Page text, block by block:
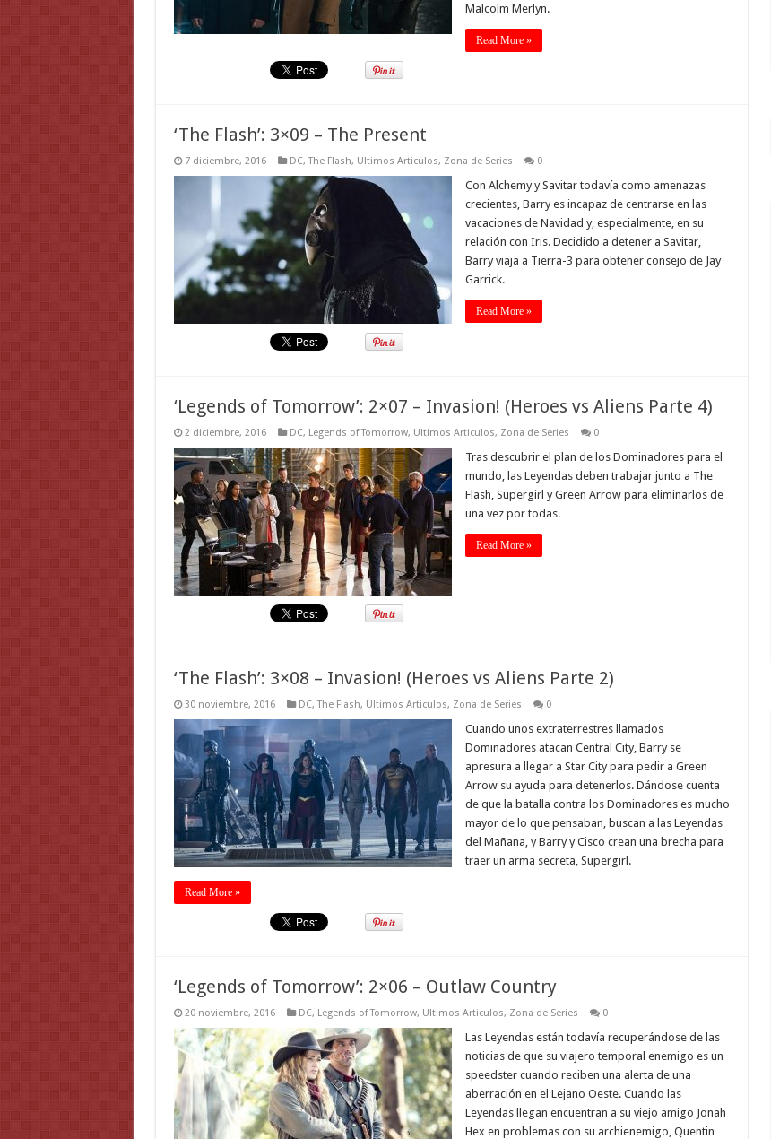
Malcolm Merlyn.
Read More »
‘The Flash’: 3×09 – The Present
7 diciembre, 2016 DC,The Flash, Ultimos Articulos, Zona de Series 0
Con Alchemy y Savitar todavía como amenazas
crecientes, Barry es incapaz de centrarse en las
vacaciones de Navidad y, especialmente, en su
relación con Iris. Decidido a detener a Savitar,
Barry viaja a Tierra-3 para obtener consejo de Jay
Garrick.
Read More »
‘Legends of Tomorrow’: 2×07 – Invasion! (Heroes vs Aliens Parte 4)
2 diciembre, 2016 DC, Legends of Tomorrow, Ultimos Articulos, Zona de Series 0
Tras descubrir el plan de los Dominadores para el
mundo, las Leyendas deben trabajar junto a The
Flash, Supergirl y Green Arrow para eliminarlos de
una vez por todas.
Read More »
‘The Flash’: 3×08 – Invasion! (Heroes vs Aliens Parte 2)
30 noviembre, 2016 DC,The Flash, Ultimos Articulos, Zona de Series 0
Cuando unos extraterrestres llamados
Dominadores atacan Central City, Barry se
apresura a llegar a Star City para pedir a Green
Arrow su ayuda para detenerlos. Dándose cuenta
de que la batalla contra los Dominadores es mucho
mayor de lo que pensaban, buscan a las Leyendas
del Mañana, y Barry y Cisco crean una brecha para
traer un arma secreta, Supergirl.
Read More »
‘Legends of Tomorrow’: 2×06 – Outlaw Country
20 noviembre, 2016 DC, Legends of Tomorrow, Ultimos Articulos, Zona de Series 0
Las Leyendas están todavía recuperándose de las
noticias de que su viajero temporal enemigo es un
speedster cuando reciben una alerta de una
aberración en el Lejano Oeste. Cuando las
Leyendas llegan encuentran a su viejo amigo Jonah
Hex en problemas con su archienemigo, Quentin